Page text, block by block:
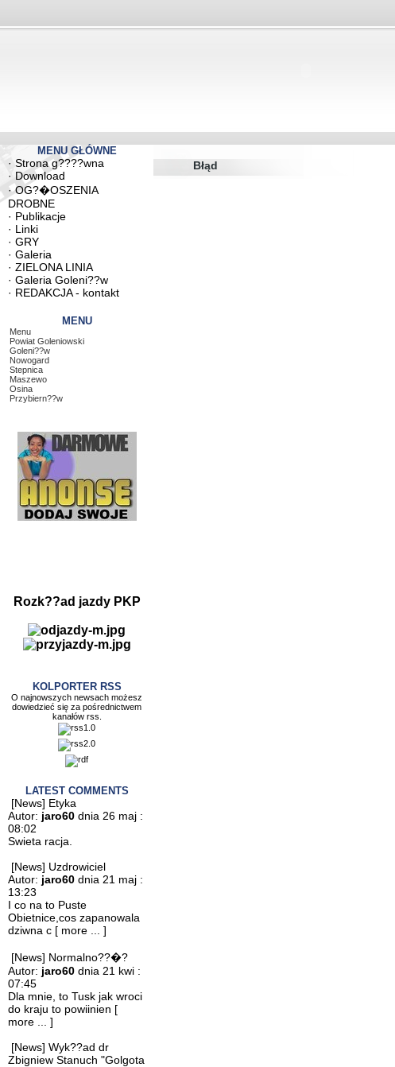
MENU GŁÓWNE
· Strona g????wna
· Download
·OG?�OSZENIA
DROBNE
· Publikacje
· Linki
· GRY
· Galeria
· ZIELONA LINIA
· Galeria Goleni??w
· REDAKCJA - kontakt
MENU
Menu
Powiat Goleniowski
Goleni??w
Nowogard
Stepnica
Maszewo
Osina
Przybiern??w
Rozk??ad jazdy PKP
KOLPORTER RSS
O najnowszych newsach możesz
dowiedzieć się za pośrednictwem
kanałów rss.
LATEST COMMENTS
[News] Etyka
Autor: jaro60 dnia 26 maj :
08:02
Swieta racja.
[News] Uzdrowiciel
Autor: jaro60 dnia 21 maj :
13:23
I co na to Puste
Obietnice,cos zapanowala
dziwna c [ more ... ]
[News] Normalno??�?
Autor: jaro60 dnia 21 kwi :
07:45
Dla mnie, to Tusk jak wroci
do kraju to powiinien [
more ... ]
[News] Wyk??ad dr
Zbigniew Stanuch "Golgota
Błąd